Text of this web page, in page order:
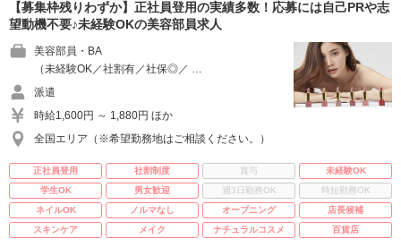
【募集枠残りわずか】正社員登用の実績多数！応募には自己PRや志
望動機不要♪未経験OKの美容部員求人
美容部員・BA
（未経験OK／社割有／社保◎／ …
派遣
時給1,600円 ～ 1,880円 ほか
全国エリア（※希望勤務地はご相談ください。）
正社員登用 社割制度 賞与
未経験OK
学生OK
男女歓迎 週3日勤務OK
時短勤務OK
ネイルOK
ノルマなし オープニング
店長候補
スキンケア
メイク ナチュラルコスメ 百貨店